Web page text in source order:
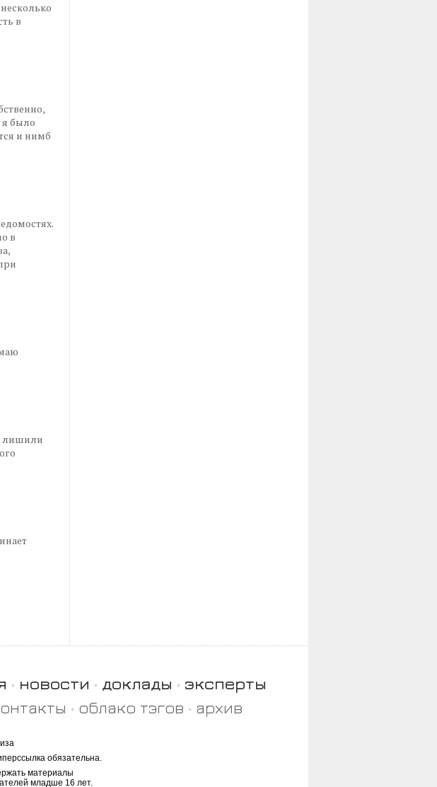
в
я было
и нимб
в
лишили
новости доклады
эксперты
облако тэгов архив
обязательна.
материалы
младше 16 лет.